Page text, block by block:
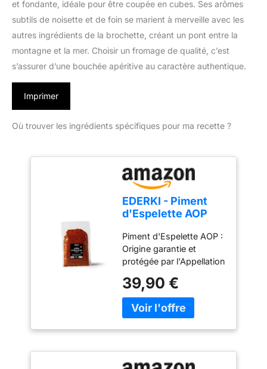
et fondante, idéale pour être coupée en cubes. Ses arômes
subtils de noisette et de foin se marient à merveille avec les
autres ingrédients de la brochette, créant un pont entre la
montagne et la mer. Choisir un fromage de qualité, c’est
s’assurer d’une bouchée apéritive au caractère authentique.
Imprimer
Où trouver les ingrédients spécifiques pour ma recette ?
EDERKI - Piment
d'Espelette AOP
Piment d'Espelette AOP :
Origine garantie et
protégée par l'Appellation
(AOP), cultivé et
transformé au Pays
Basque selon un savoir-
maturité, séché
naturellement puis
39,90 €